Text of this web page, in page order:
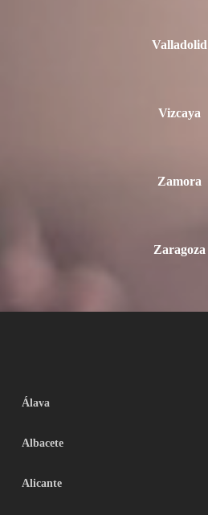
Valladolid
Vizcaya
Zamora
Zaragoza
Álava
Albacete
Alicante